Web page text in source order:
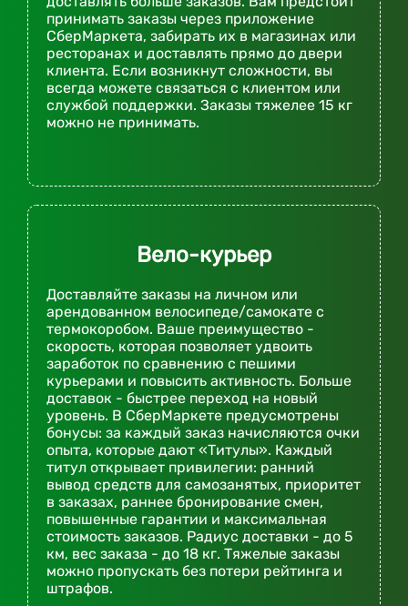
принимать заказы через приложение
СберМаркета, забирать их в магазинах или
ресторанах и доставлять прямо до двери
клиента. Если возникнут сложности, вы
всегда можете связаться с клиентом или
службой поддержки. Заказы тяжелее 15 кг
можно не принимать.
Вело-курьер
Доставляйте заказы на личном или
арендованном велосипеде/самокате с
термокоробом. Ваше преимущество -
скорость, которая позволяет удвоить
заработок по сравнению с пешими
курьерами и повысить активность. Больше
доставок - быстрее переход на новый
уровень. В СберМаркете предусмотрены
бонусы: за каждый заказ начисляются очки
опыта, которые дают «Титулы». Каждый
титул открывает привилегии: ранний
вывод средств для самозанятых, приоритет
в заказах, раннее бронирование смен,
повышенные гарантии и максимальная
стоимость заказов. Радиус доставки - до 5
км, вес заказа - до 18 кг. Тяжелые заказы
можно пропускать без потери рейтинга и
штрафов.